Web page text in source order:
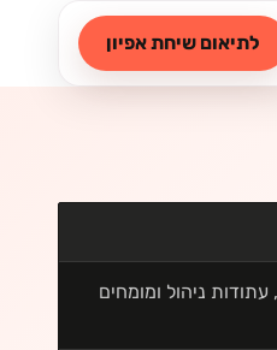
לתיאום שיחת אפיון
ניהול ומומחים